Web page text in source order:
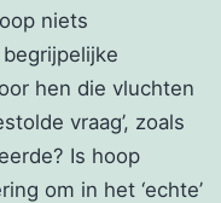
niets
hen die vluchten
vraag’, zoals
Is hoop
om in het ‘echte’